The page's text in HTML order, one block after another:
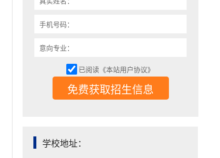
手机号码：
意向专业：
已阅读《本站用户协议》
免费获取招生信息
学校地址：